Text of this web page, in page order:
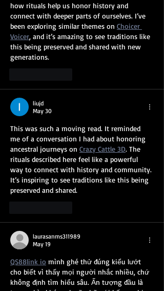
how rituals help us honor history and
connect with deeper parts of ourselves. I’ve
been exploring similar themes on Choicer
Voicer, and it’s amazing to see traditions like
this being preserved and shared with new
generations.
liujd
May 30
This was such a moving read. It reminded
me of a conversation I had about honoring
ancestral journeys on Crazy Cattle 3D. The
rituals described here feel like a powerful
way to connect with history and community.
It’s inspiring to see traditions like this being
preserved and shared.
laurasanms311989
May 19
QS88link io mình ghé thử đúng kiểu lướt
cho biết vì thấy mọi người nhắc nhiều, chứ
không định tìm hiểu sâu. Ấn tượng đầu là